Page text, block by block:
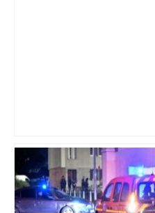
"C’est l’une des plus
fréquentations du
est-elle la capitale du
ladepeche.fr